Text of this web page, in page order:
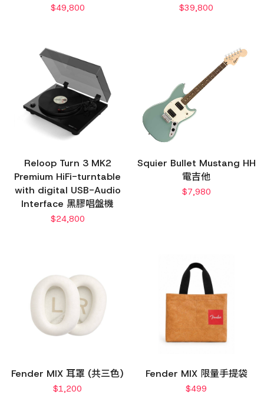
$49,800 $39,800
Reloop Turn 3 MK2
Premium HiFi-turntable
with digital USB-Audio
Interface 黑膠唱盤機
$24,800
Squier Bullet Mustang HH
電吉他
$7,980
Fender MIX 耳罩 (共三色)
$1,200
Fender MIX 限量手提袋
$499